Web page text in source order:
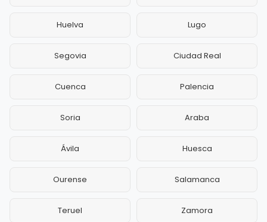
Huelva Lugo
Segovia Ciudad Real
Cuenca Palencia
Soria Araba
Ávila Huesca
Ourense Salamanca
Teruel Zamora